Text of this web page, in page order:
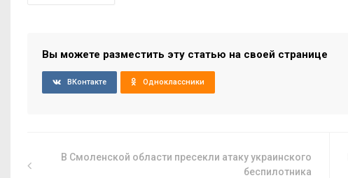
Вы можете разместить эту статью на своей странице
ВКонтакте Одноклассники
В Смоленской области пресекли атаку украинского
беспилотника